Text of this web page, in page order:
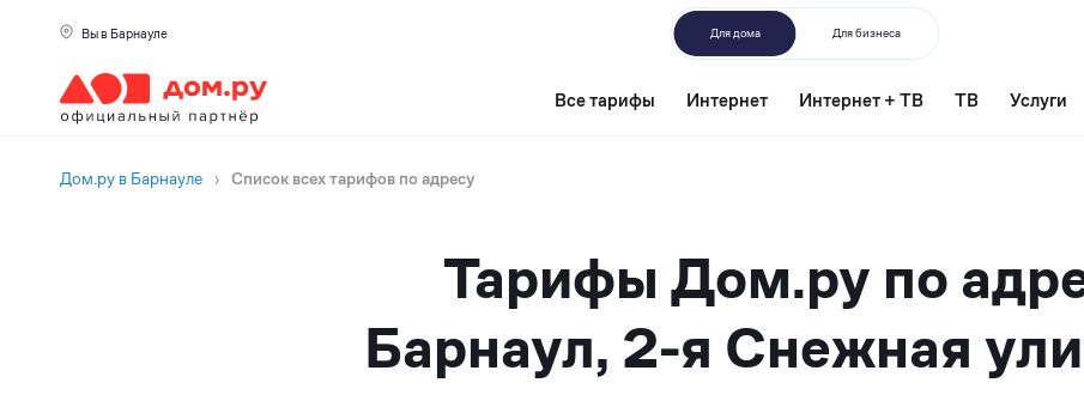
Вы в Барнауле Для дома Для бизнеса
Все тарифы Интернет Интернет + ТВ ТВ Услуги
Дом.ру в Барнауле › Список всех тарифов по адресу
Тарифы Дом.ру по
Барнаул, 2-я Снежная